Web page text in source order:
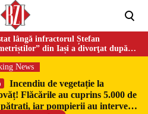
lângă infractorul Ștefan
din Iași a divorţat după
News
Incendiu de vegetație la
Flăcările au cuprins 5.000 de
iar pompierii au intervenit